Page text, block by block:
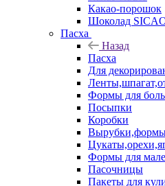
Какао-порошок
Шоколад
Пасха
Назад
Пасха
Для
Формы для
Посыпки
Коробки
Вырубки,формы
Формы для
Пасочницы
Пакеты для